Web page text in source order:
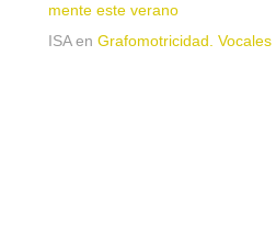
mente este verano
ISAen Grafomotricidad.